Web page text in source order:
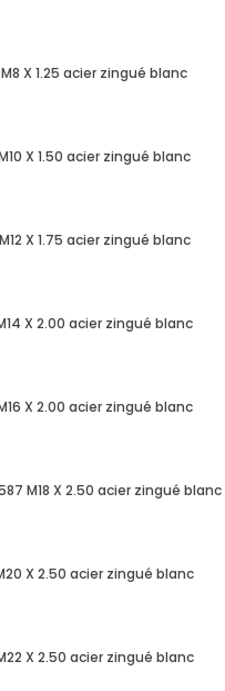
X 1.25 acier zingué blanc
X 1.50 acier zingué blanc
X 1.75 acier zingué blanc
X 2.00 acier zingué blanc
X 2.00 acier zingué blanc
M18 X 2.50 acier zingué blanc
X 2.50 acier zingué blanc
X 2.50 acier zingué blanc